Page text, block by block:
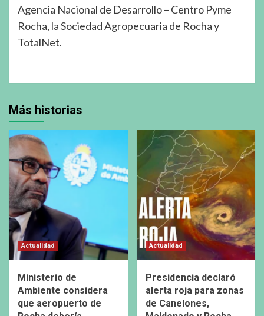
Agencia Nacional de Desarrollo – Centro Pyme
Rocha, la Sociedad Agropecuaria de Rocha y
TotalNet.
Más historias
Actualidad
Ministerio de
Ambiente considera
que aeropuerto de
Actualidad
Presidencia declaró
alerta roja para zonas
de Canelones,